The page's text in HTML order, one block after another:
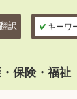
翻訳 キーワ
保険・福祉